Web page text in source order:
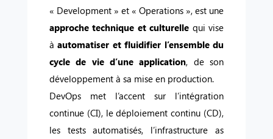
« Development » et « Operations », est une
approche technique et culturelle qui vise
àautomatiser et fluidifier l’ensemble du
cycle de vie d’une application, de son
développement à sa mise en production.
DevOps met l’accent sur l’intégration
continue (CI), le déploiement continu (CD),
les tests automatisés, l’infrastructure as